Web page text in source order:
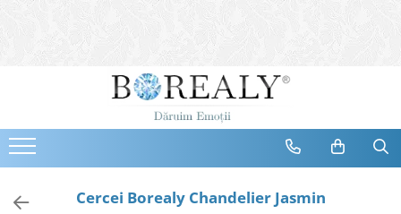
Bijuterii
Cercei
Bratari
Coliere
Cercei Borealy Chandelier Jasmin